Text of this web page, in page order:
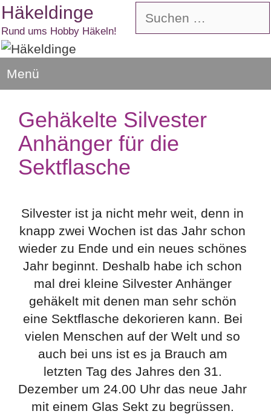
Zum
Inhalt
springen
Suchen
Häkeldinge
Rund ums Hobby Häkeln!
Menü
Gehäkelte Silvester
Anhänger für die
Sektflasche
Silvester ist ja nicht mehr weit, denn in
knapp zwei Wochen ist das Jahr schon
wieder zu Ende und ein neues schönes
Jahr beginnt. Deshalb habe ich schon
mal drei kleine Silvester Anhänger
gehäkelt mit denen man sehr schön
eine Sektflasche dekorieren kann. Bei
vielen Menschen auf der Welt und so
auch bei uns ist es ja Brauch am
letzten Tag des Jahres den 31.
Dezember um 24.00 Uhr das neue Jahr
mit einem Glas Sekt zu begrüssen.